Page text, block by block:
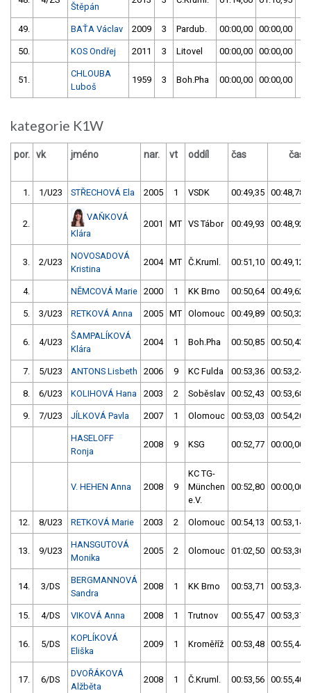
Štěpán
49. BAŤA Václav 2009 3 Pardub. 00:00,00 00:00,00
50. KOS Ondřej 2011 3 Litovel 00:00,00 00:00,00
51.
CHLOUBA
Luboš
1959 3 Boh.Pha 00:00,00 00:00,00
kategorie K1W
por. vk jméno nar. vt oddíl čas čas
1. 1/U23 STŘECHOVÁ Ela 2005 1 VSDK 00:49,35 00:48,78
2.
VAŇKOVÁ
Klára
2001 MT VS Tábor 00:49,93 00:48,92
3. 2/U23
NOVOSADOVÁ
Kristina
2004 MT Č.Kruml. 00:51,10 00:49,12
4. NĚMCOVÁ Marie 2000 1 KK Brno 00:50,64 00:49,62
5. 3/U23 RETKOVÁ Anna 2005 MT Olomouc 00:49,89 00:50,32
6. 4/U23
ŠAMPALÍKOVÁ
Klára
2004 1 Boh.Pha 00:50,85 00:50,43
7. 5/U23 ANTONS Lisbeth 2006 9 KC Fulda 00:53,36 00:53,24
8. 6/U23 KOLIHOVÁ Hana 2003 2 Soběslav 00:52,43 00:53,68
9. 7/U23 JÍLKOVÁ Pavla 2007 1 Olomouc 00:53,03 00:54,20
HASELOFF
Ronja
2008 9 KSG 00:52,77 00:00,00
V. HEHEN Anna 2008 9
KC TG-
München
e.V.
00:52,80 00:00,00
12. 8/U23 RETKOVÁ Marie 2003 2 Olomouc 00:54,13 00:53,14
13. 9/U23
HANSGUTOVÁ
Monika
2005 2 Olomouc 01:02,50 00:53,30
14. 3/DS
BERGMANNOVÁ
Sandra
2008 1 KK Brno 00:53,71 00:53,34
15. 4/DS VIKOVÁ Anna 2008 1 Trutnov 00:55,47 00:53,37
16. 5/DS
KOPLÍKOVÁ
Eliška
2009 1 Kroměříž 00:53,48 00:55,44
17. 6/DS
DVOŘÁKOVÁ
Alžběta
2008 1 Č.Kruml. 00:53,56 00:55,40